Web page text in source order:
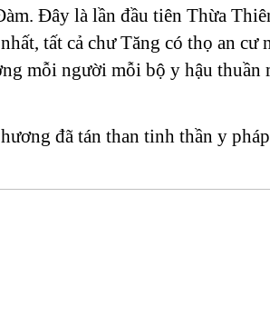
Đây là lần đầu tiên Thừa
tất cả chư Tăng có thọ an cư
mỗi người mỗi bộ y hậu thuần
đã tán than tinh thần y